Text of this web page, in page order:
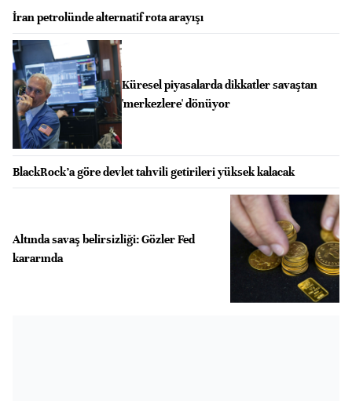
İran petrolünde alternatif rota arayışı
Küresel piyasalarda dikkatler savaştan
'merkezlere' dönüyor
BlackRock’a göre devlet tahvili getirileri yüksek kalacak
Altında savaş belirsizliği: Gözler Fed
kararında